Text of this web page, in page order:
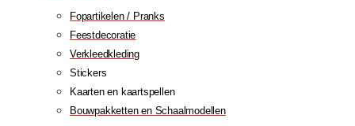
Fopartikelen / Pranks
Feestdecoratie
Verkleedkleding
Stickers
Kaarten en kaartspellen
Bouwpakketten en Schaalmodellen